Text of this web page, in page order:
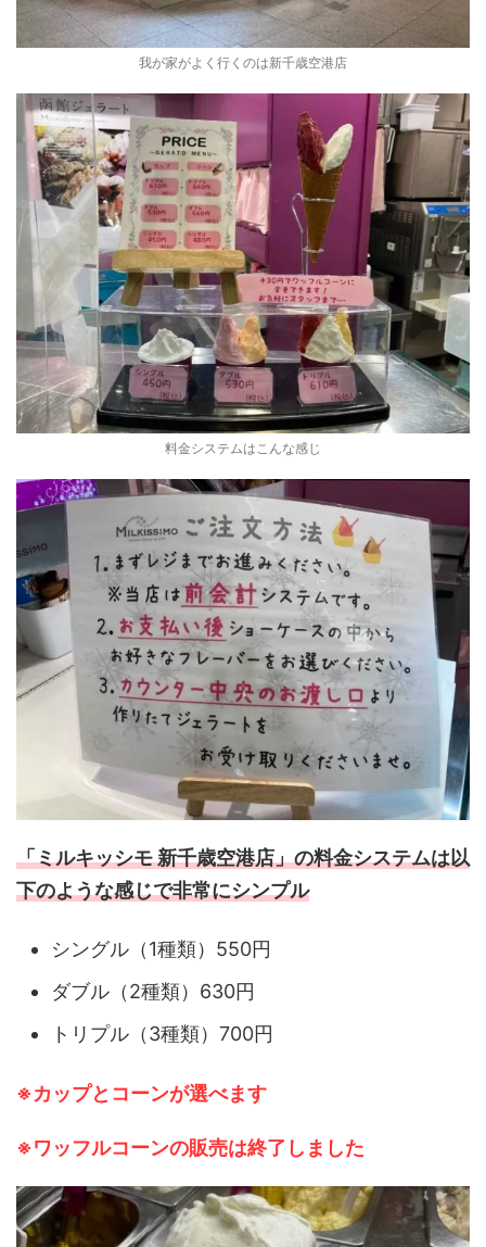
我が家がよく行くのは新千歳空港店
料金システムはこんな感じ
「ミルキッシモ 新千歳空港店」の料金システムは以
下のような感じで非常にシンプル
シングル（1種類）550円
ダブル（2種類）630円
トリプル（3種類）700円
※カップとコーンが選べます
※ワッフルコーンの販売は終了しました